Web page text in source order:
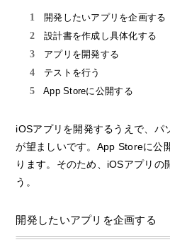
開発したいアプリを企画する
設計書を作成し具体化する
アプリを開発する
テストを行う
App Storeに公開する
iOSアプリを開発するうえで、パ
が望ましいです。App Storeに公
ります。そのため、iOSアプリの
う。
開発したいアプリを企画する